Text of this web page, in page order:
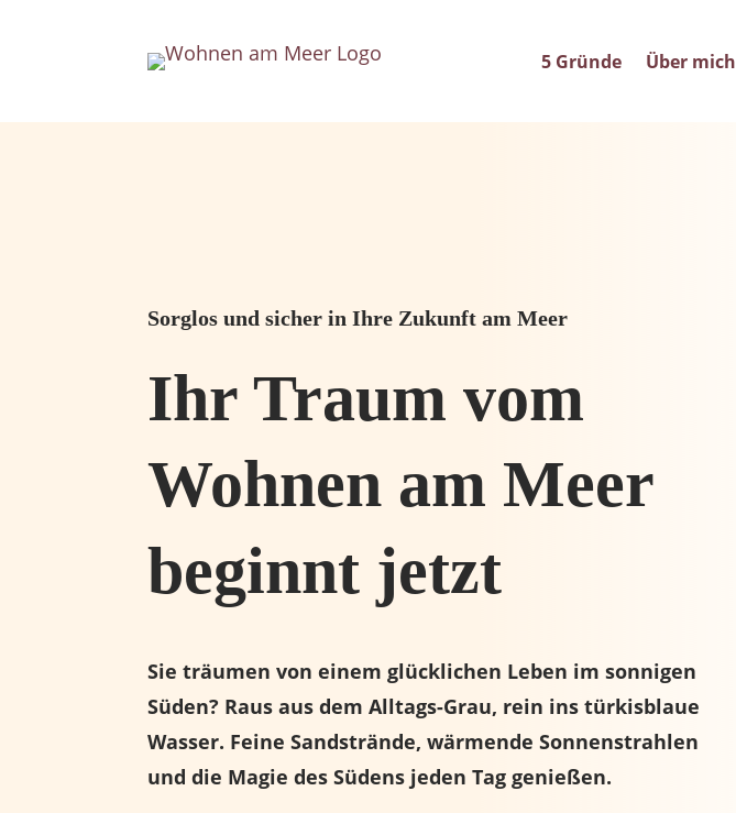
5 Gründe Über mich
Sorglos und sicher in Ihre Zukunft am Meer
Ihr Traum vom
Wohnen am Meer
beginnt jetzt
Sie träumen von einem glücklichen Leben im sonnigen
Süden? Raus aus dem Alltags-Grau, rein ins türkisblaue
Wasser. Feine Sandstrände, wärmende Sonnenstrahlen
und die Magie des Südens jeden Tag genießen.